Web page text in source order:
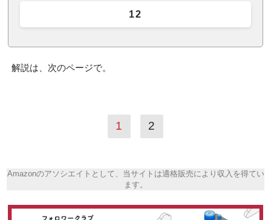
12
解説は、次のページで。
1 2
Amazonのアソシエイトとして、当サイトは適格販売により収入を得てい
ます。